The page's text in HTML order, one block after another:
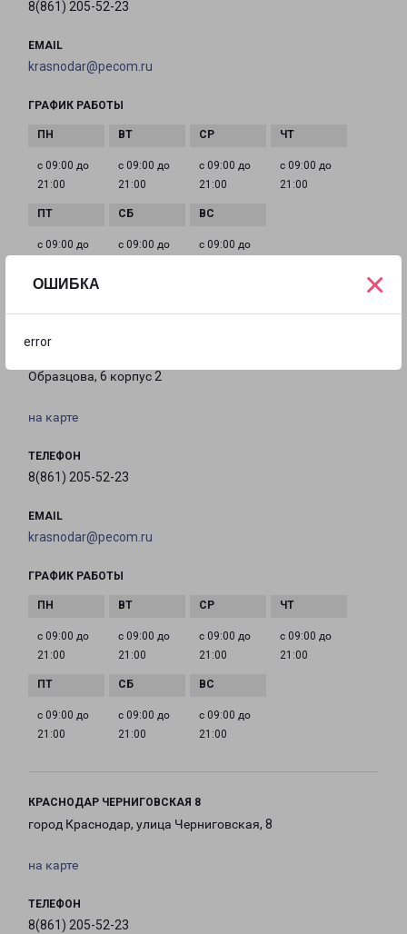
ОШИБКА
error
×
8(861) 205-52-23
EMAIL
krasnodar@pecom.ru
ГРАФИК РАБОТЫ
с 09:00 до
21:00
с 09:00 до
21:00
с 09:00 до
21:00
с 09:00 до
21:00
с 09:00 до
с 09:00 до
с 09:00 до
Образцова, 6 корпус 2
на карте
ТЕЛЕФОН
8(861) 205-52-23
EMAIL
krasnodar@pecom.ru
ГРАФИК РАБОТЫ
с 09:00 до
21:00
с 09:00 до
21:00
с 09:00 до
21:00
с 09:00 до
21:00
с 09:00 до
21:00
с 09:00 до
21:00
с 09:00 до
21:00
КРАСНОДАР ЧЕРНИГОВСКАЯ 8
город Краснодар, улица Черниговская, 8
на карте
ТЕЛЕФОН
8(861) 205-52-23